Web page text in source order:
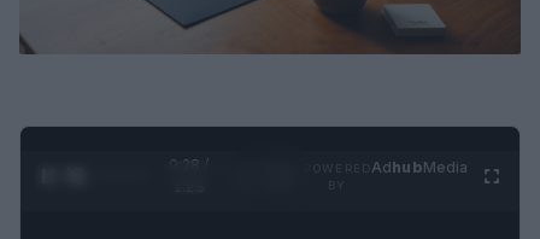
0:29 /
AdhubMedia